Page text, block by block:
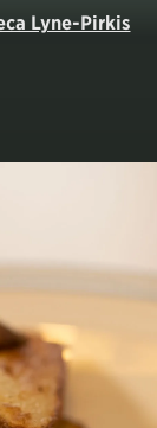
Lyne-Pirkis